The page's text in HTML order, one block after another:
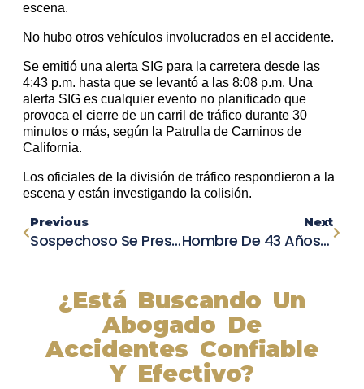
escena.
No hubo otros vehículos involucrados en el accidente.
Se emitió una alerta SIG para la carretera desde las
4:43 p.m. hasta que se levantó a las 8:08 p.m. Una
alerta SIG es cualquier evento no planificado que
provoca el cierre de un carril de tráfico durante 30
minutos o más, según la Patrulla de Caminos de
California.
Los oficiales de la división de tráfico respondieron a la
escena y están investigando la colisión.
Previous
Sospechoso Se Presenta Ante La Policía Por Violento Choque Y Fuga En Seal Beach
Next
Hombre De 43 Años Fallece En Accidente Con Camión En San Diego
¿Está Buscando Un
Abogado De
Accidentes Confiable
Y Efectivo?